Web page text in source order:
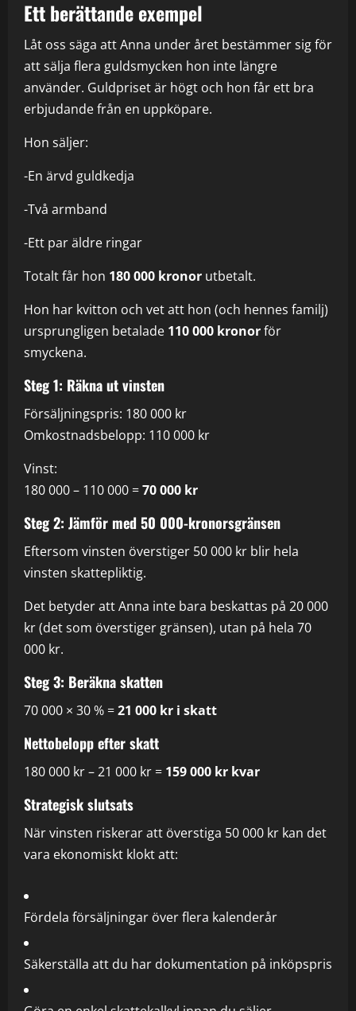
Ett berättande exempel
Låt oss säga att Anna under året bestämmer sig för
att sälja flera guldsmycken hon inte längre
använder. Guldpriset är högt och hon får ett bra
erbjudande från en uppköpare.
Hon säljer:
-En ärvd guldkedja
-Två armband
-Ett par äldre ringar
Totalt får hon 180 000 kronor utbetalt.
Hon har kvitton och vet att hon (och hennes familj)
ursprungligen betalade 110 000 kronorför
smyckena.
Steg 1: Räkna ut vinsten
Försäljningspris: 180 000 kr
Omkostnadsbelopp: 110 000 kr
Vinst:
180 000 – 110 000 =70 000 kr
Steg 2: Jämför med 50 000-kronorsgränsen
Eftersom vinsten överstiger 50 000 kr blir hela
vinsten skattepliktig.
Det betyder att Anna inte bara beskattas på 20 000
kr (det som överstiger gränsen), utan på hela 70
000 kr.
Steg 3: Beräkna skatten
70 000 × 30 % =21 000 kr i skatt
Nettobelopp efter skatt
180 000 kr – 21 000 kr = 159 000 kr kvar
Strategisk slutsats
När vinsten riskerar att överstiga 50 000 kr kan det
vara ekonomiskt klokt att:
Fördela försäljningar över flera kalenderår
Säkerställa att du har dokumentation på inköpspris